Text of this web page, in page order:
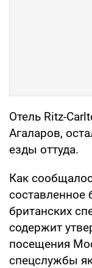
Отель Ritz-
Агаларов,
езды оттуда.
Как
британских
содержит
посещения
спецслужбы